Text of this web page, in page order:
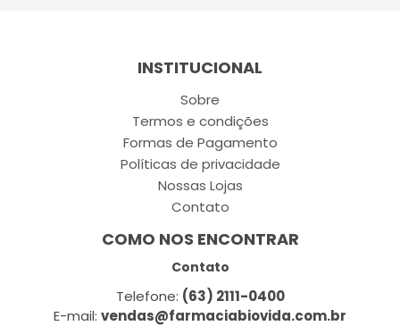
INSTITUCIONAL
Sobre
Termos e condições
Formas de Pagamento
Políticas de privacidade
Nossas Lojas
Contato
COMO NOS ENCONTRAR
Contato
Telefone: (63) 2111-0400
E-mail: vendas@farmaciabiovida.com.br